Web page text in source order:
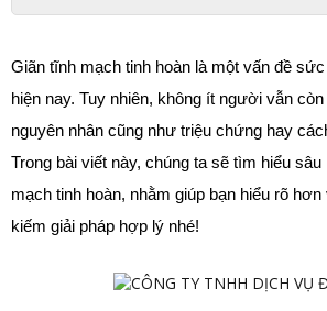
Giãn tĩnh mạch tinh hoàn là một vấn đề
hiện nay. Tuy nhiên, không ít người vẫn
nguyên nhân cũng như triệu chứng hay
Trong bài viết này, chúng ta sẽ tìm hiểu
mạch tinh hoàn, nhằm giúp bạn hiểu rõ
kiếm giải pháp hợp lý nhé!